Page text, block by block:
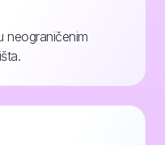
neograničenim